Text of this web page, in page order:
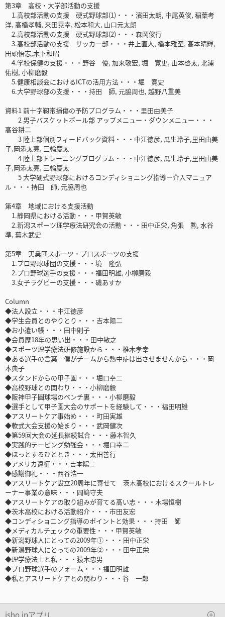
第3章 高校・大学部活動の支援
1.高校部活動の支援 硬式野球部(1)・・・濱田太朗, 中尾英俊, 稲葉考
洋, 高橋孝輔, 来田晃幸, 松本和大, 山口元太朗
2.高校部活動の支援 硬式野球部(2)・・・森岡俊行
3.高校部活動の支援 サッカー部・・・井上直人, 橋本雅至, 髙本晴輝,
田頭悟志,木下和昭
4.学校保健の支援・・・野谷 優, 加来敬宏, 堀 寛史, 山本啓太, 北浦
佑樹, 小柳磨毅
5.健康相談会におけるICTの活用方法・・・堀 寛史
6.大学野球部の支援・・・持田 師, 元脇周也, 越野八重美
資料1 前十字靱帯損傷の予防プログラム・・・里田由美子
2 男子バスケットボール部 アップメニュー・ダウンメニュー・・・
高谷耕二
3 陸上部個別フィードバック資料・・・中江徳彦, 瓜生玲子,里田由美
子,岡添太亮, 三輪慶太
4 陸上部トレーニングプログラム・・・中江徳彦, 瓜生玲子,里田由美
子,岡添太亮, 三輪慶太
5 大学硬式野球部におけるコンディショニング指導―介入マニュア
ル・・・持田 師, 元脇周也
第4章 地域における支援活動
1.静岡県における活動・・・甲賀英敏
2.新潟スポーツ理学療法研究会の活動・・・田中正栄, 角張 勲, 水谷
準, 蕪木武史
第5章 実業団スポーツ・プロスポーツの支援
1.プロ野球球団の支援・・・境 隆弘
2.プロ野球選手の支援・・・福田明雄, 小柳磨毅
3.女子ラグビーの支援・・・磯あすか
Column
◆法人設立・・・中江徳彦
◆学生会員とのやりとり・・・吉本陽二
◆お小遣い帳・・・田中則子
◆会員歴18年の思い出・・・田中敏之
◆スポーツ理学療法研修施設から・・・椎木孝幸
◆ある選手の言葉―僕がチームから熱中症は出させませんから・・・岡
本典子
◆スタンドからの甲子園・・・堀口幸二
◆高校野球との関わり・・・小柳磨毅
◆阪神甲子園球場のベンチ裏・・・小柳磨毅
◆選手として甲子園大会のサポートを経験して・・・福田明雄
◆アスリートケア事始め・・・町田実雄
◆軟式大会支援の始まり・・・武岡健次
◆第59回大会の延長継続試合・・・藤本智久
◆実践的テーピング勉強会・・・堀口幸二
◆ほっとするひととき・・・太田善行
◆アメリカ遠征・・・吉本陽二
◆感謝御礼・・・西谷浩一
◆アスリートケア設立20周年に寄せて 茨木高校におけるスクールトレ
ーナー事業の意味・・・岡﨑守夫
◆アスリートケアの取り組みが育てる高い志・・・木場恒樹
◆茨木高校における活動紹介・・・市田友宏
◆コンディショニング指導のポイントと効果・・・持田 師
◆メディカルチェックの重要性・・・甲賀英敏
◆新潟野球人にとっての2009年①・・・田中正栄
◆新潟野球人にとっての2009年②・・・田中正栄
◆理学療法士と私・・・猿木忠男
◆プロ野球選手のフォーム・・・福田明雄
◆私とアスリートケアとの関わり・・・谷 一郎
isho.jpアプリ